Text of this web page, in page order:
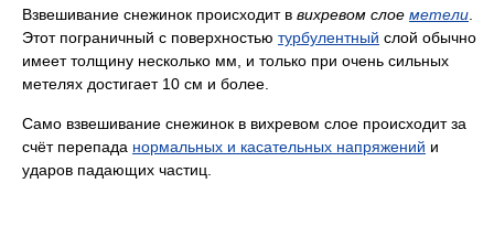
Взвешивание снежинок происходит в вихревом слое метели
Этот пограничный с поверхностью турбулентный слой обычно
имеет толщину несколько мм, и только при очень сильных
метелях достигает 10 см и более.
Само взвешивание снежинок в вихревом слое происходит за
счёт перепада нормальных и касательных напряжений и
ударов падающих частиц.